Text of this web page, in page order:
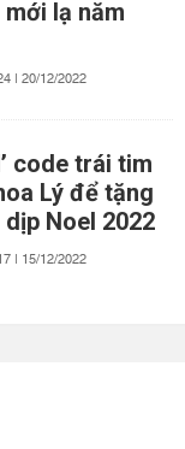
lạ năm
| 20/12/2022
code trái tim
Lý để tặng
Noel 2022
| 15/12/2022